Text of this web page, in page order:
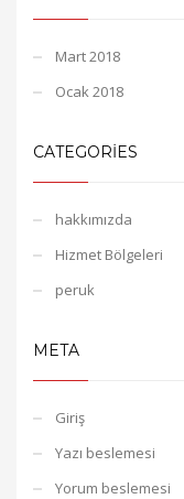
Mart 2018
Ocak 2018
CATEGORIES
hakkımızda
Hizmet Bölgeleri
peruk
META
Giriş
Yazı beslemesi
Yorum beslemesi